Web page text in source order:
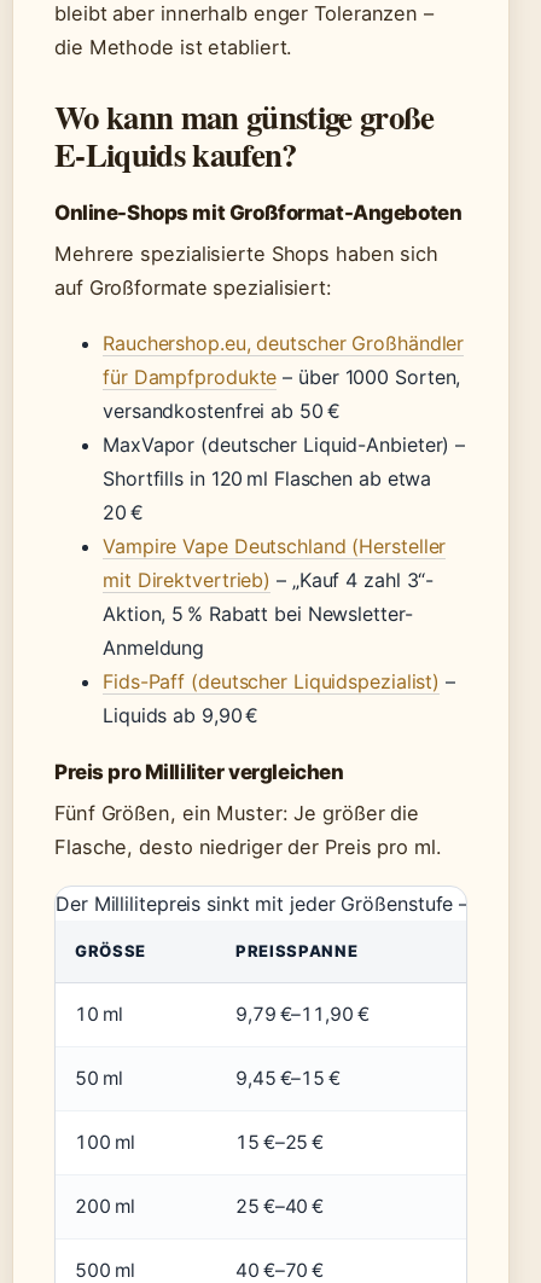
bleibt aber innerhalb enger Toleranzen –
die Methode ist etabliert.
Wo kann man günstige große
E-Liquids kaufen?
Online-Shops mit Großformat-Angeboten
Mehrere spezialisierte Shops haben sich
auf Großformate spezialisiert:
Rauchershop.eu, deutscher Großhändler
für Dampfprodukte – über 1000 Sorten,
versandkostenfrei ab 50 €
MaxVapor (deutscher Liquid-Anbieter) –
Shortfills in 120 ml Flaschen ab etwa
20 €
Vampire Vape Deutschland (Hersteller
mit Direktvertrieb) – „Kauf 4 zahl 3“-
Aktion, 5 % Rabatt bei Newsletter-
Anmeldung
Fids-Paff (deutscher Liquidspezialist) –
Liquids ab 9,90 €
Preis pro Milliliter vergleichen
Fünf Größen, ein Muster: Je größer die
Flasche, desto niedriger der Preis pro ml.
Der Millilitepreis sinkt mit jeder Größenstufe – ein
GRÖSSE PREISSPANNE
10 ml 9,79 €–11,90 €
50 ml 9,45 €–15 €
100 ml 15 €–25 €
200 ml 25 €–40 €
500 ml 40 €–70 €